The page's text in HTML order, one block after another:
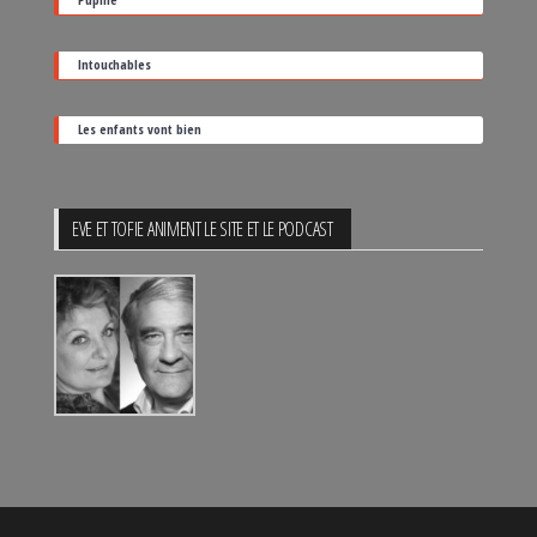
Intouchables
Les enfants vont bien
EVE ET TOFIE ANIMENT LE SITE ET LE PODCAST